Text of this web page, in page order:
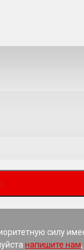
силу
напишите нам